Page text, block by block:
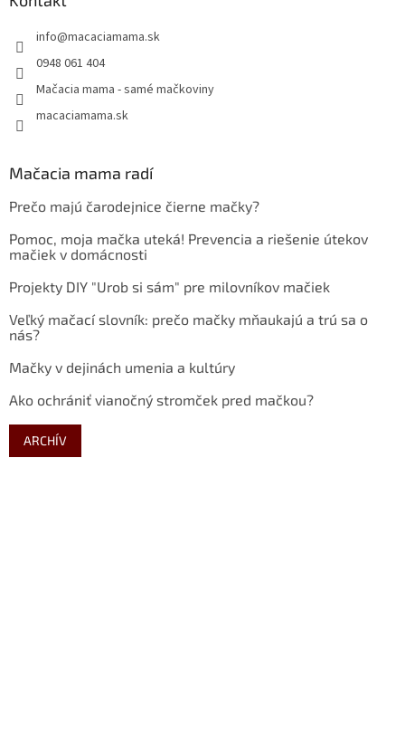
info@macaciamama.sk
0948 061 404
Mačacia mama - samé mačkoviny
macaciamama.sk
Mačacia mama radí
Prečo majú čarodejnice čierne mačky?
Pomoc, moja mačka uteká! Prevencia a riešenie útekov
mačiek v domácnosti
Projekty DIY "Urob si sám" pre milovníkov mačiek
Veľký mačací slovník: prečo mačky mňaukajú a trú sa o
nás?
Mačky v dejinách umenia a kultúry
Ako ochrániť vianočný stromček pred mačkou?
ARCHÍV